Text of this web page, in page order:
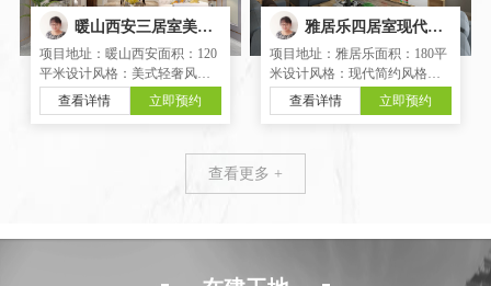
暖山西安三居室美式轻奢风格装修案例21
项目地址：暖山西安面积：120
平米设计风格：美式轻奢风格
项目户型：三室两厅一卫一厨
项目设计：王宏整体设计以“轻
彩、材质和灯光烘托出一个乌
光，沙滩，平静的世界，葱郁
查看详情 立即预约
雅居乐四居室现代简约风格装修案例21
项目地址：雅居乐面积：180平
米设计风格：现代简约风格项
目户型：四室两厅两卫一厨项
目设计：樊伟致知在格物，格
去除物欲，寻找事物根本，探
究其根源。本案设计理念是穿
越物质的海洋，寻找真正的自
查看详情 立即预约
查看更多 +